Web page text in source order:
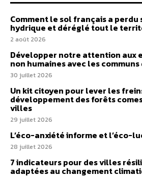
Comment le sol français a perdu
hydrique et déréglé tout le
2 août 2026
Développer notre attention aux
non humaines avec les
30 juillet 2026
Un kit citoyen pour lever les
développement des forêts
villes
29 juillet 2026
L’éco-anxiété informe et l’éco-
28 juillet 2026
7 indicateurs pour des villes
adaptées au changement